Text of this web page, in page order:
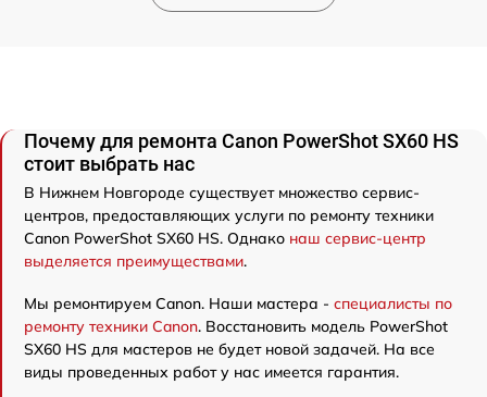
Почему для ремонта Canon PowerShot SX60 HS
стоит выбрать нас
В Нижнем Новгороде существует множество сервис-
центров, предоставляющих услуги по ремонту техники
Canon PowerShot SX60 HS. Однако наш сервис-центр
выделяется преимуществами.
Мы ремонтируем Canon. Наши мастера - специалисты по
ремонту техники Canon. Восстановить модель PowerShot
SX60 HS для мастеров не будет новой задачей. На все
виды проведенных работ у нас имеется гарантия.